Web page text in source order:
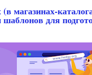
магазинах-
для